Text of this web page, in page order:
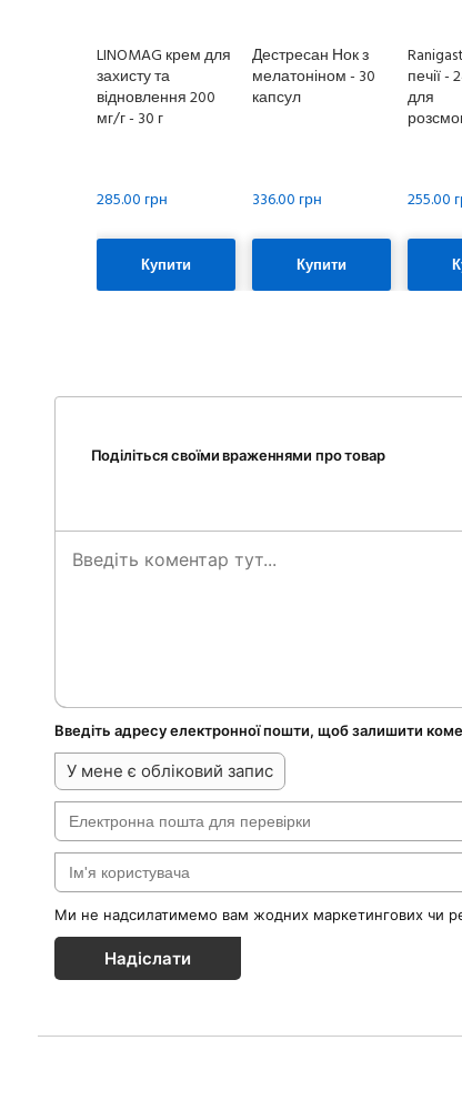
LINOMAG крем для
захисту та
відновлення 200
мг/г - 30 г
285.00 грн
Купити
Дестресан Нок з
мелатоніном - 30
капсул
336.00 грн
Купити
печії -
для
255.00
Поділіться своїми враженнями про товар
Введіть адресу електронної пошти, щоб залишити
У мене є обліковий запис
Ми не надсилатимемо вам жодних маркетингових чи
Надіслати